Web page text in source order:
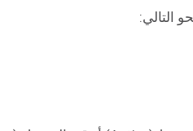
التالي: